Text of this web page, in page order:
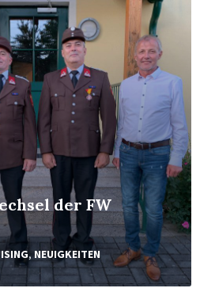
der FW
,NEUIGKEITEN